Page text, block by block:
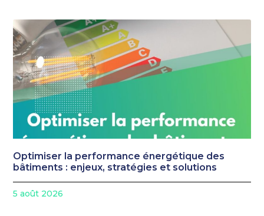
Optimiser la performance énergétique des
bâtiments : enjeux, stratégies et solutions
5 août 2026